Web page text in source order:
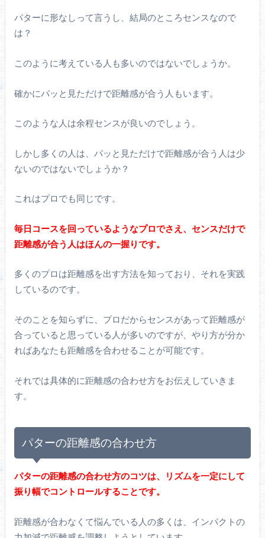
パターに形なしって言うし、結局のところセンスなので
は？
このように考えている人も多いのではないでしょうか。
確かにパッと見ただけで距離感が合う人もいます。
このような人は余程センスが良いのでしょう。
しかし多くの人は、パッと見ただけで距離感が合う人は少
ないのではないでしょうか？
これはプロでも同じです。
毎日コースを回っているようなプロでさえ、センスだけで
距離感が合う人はほんの一握りです。
多くのプロは距離感を出す方法を知っており、それを実践
しているのです。
そのことを知らずに、プロだからセンスがあって距離感が
合っていると思っている人が多いのですが、やり方が分か
ればあなたも距離感を合わせることが可能です。
それでは具体的に距離感の合わせ方をお伝えしていきま
す。
パターの距離感の合わせ方
パターの距離感の合わせ方のコツは、リズムを一定にして
振り幅でコントロールすることです。
距離感が合わなくて悩んでいる人の多くは、インパクトの